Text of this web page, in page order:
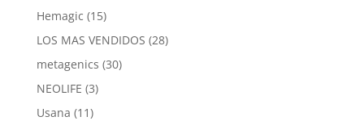
Hemagic 1515
products
LOS MAS VENDIDOS 2828
metagenics 3030
NEOLIFE 33
Usana 1111